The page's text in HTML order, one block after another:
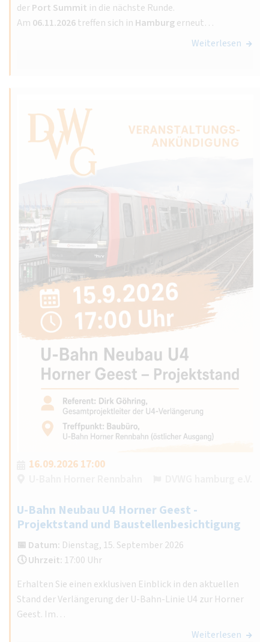
derPort Summit in die nächste Runde.
Am 06.11.2026treffen sich in Hamburgerneut…
Weiterlesen
16.09.2026 17:00
U-Bahn Neubau U4 Horner Geest -
Projektstand und Baustellenbesichtigung
📅 Datum: Dienstag, 15. September 2026
🕔 Uhrzeit: 17:00 Uhr
Erhalten Sie einen exklusiven Einblick in den aktuellen
Stand der Verlängerung der U-Bahn-Linie U4 zur Horner
Geest. Im…
Weiterlesen